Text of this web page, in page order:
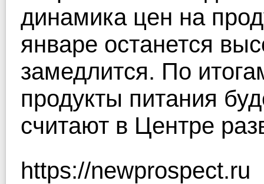
динамика цен на
январе останется
замедлится. По
продукты питания
считают в Центре
https://newprospect.ru